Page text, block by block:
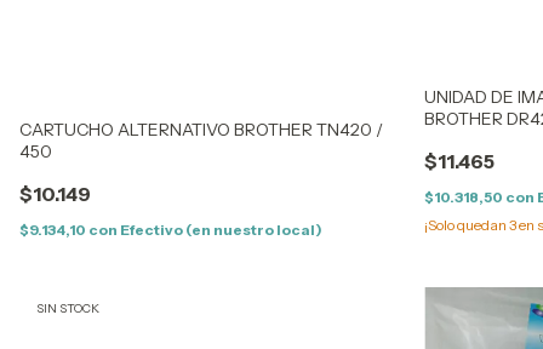
CARTUCHO ALTERNATIVO BROTHER TN420 /
450
$10.149
$9.134,10 con Efectivo (en nuestro local)
UNIDAD DE
BROTHER
$11.465
$10.318,50 con
¡Solo quedan 3en
SIN STOCK